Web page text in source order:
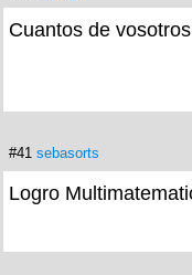
Cuantos de
#41 sebasorts
Logro